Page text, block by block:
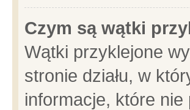
Czym są wątki
Wątki przyklejone
stronie działu, w
informacje, które nie